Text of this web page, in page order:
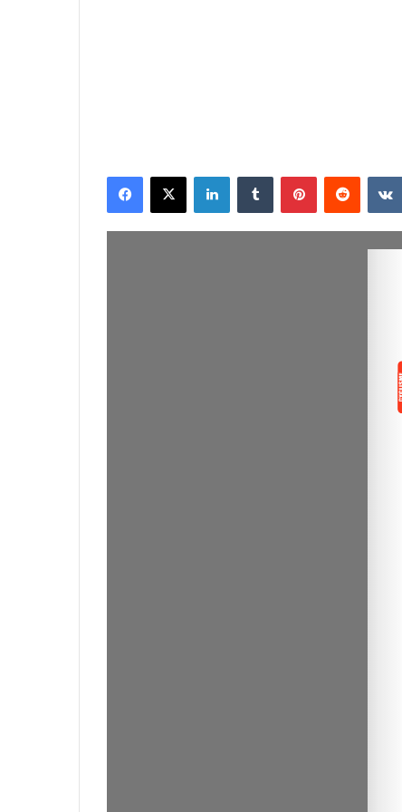
Facebook
X LinkedinTumblr PinterestReddit